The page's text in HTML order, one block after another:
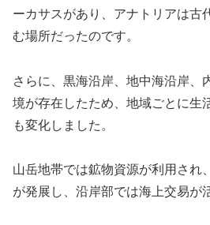
ーカサスがあり、アナトリアは古
む場所だったのです。
さらに、黒海沿岸、地中海沿岸、
境が存在したため、地域ごとに生
も変化しました。
山岳地帯では鉱物資源が利用され
が発展し、沿岸部では海上交易が